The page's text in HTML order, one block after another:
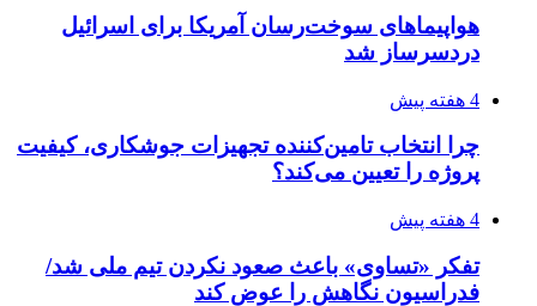
هواپیماهای سوخت‌رسان آمریکا برای اسرائیل
دردسرساز شد
4 هفته پیش
چرا انتخاب تامین‌کننده تجهیزات جوشکاری، کیفیت
پروژه را تعیین می‌کند؟
4 هفته پیش
تفکر «تساوی» باعث صعود نکردن تیم ملی شد/
فدراسیون نگاهش را عوض کند